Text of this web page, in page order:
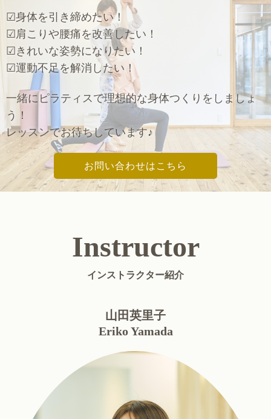
☑身体を引き締めたい！
☑肩こりや腰痛を改善したい！
☑きれいな姿勢になりたい！
☑運動不足を解消したい！
一緒にピラティスで理想的な身体つくりをしましょ
う！
レッスンでお待ちしています♪
お問い合わせはこちら
Instructor
インストラクター紹介
山田英里子
Eriko Yamada